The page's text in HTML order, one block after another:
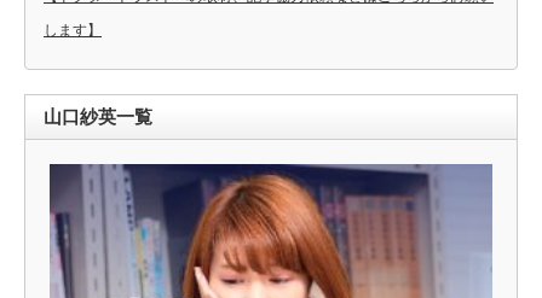
します】
山口紗英一覧